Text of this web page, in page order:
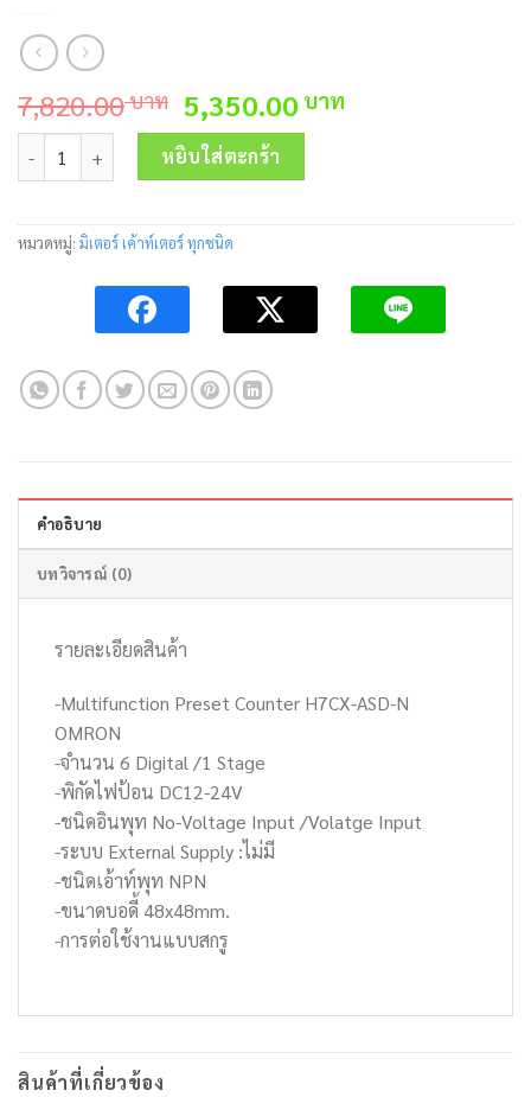
7,820.00บาท Original
price
was:
7,820.00 บาท.
5,350.00 บาท
จำนวน COUNTER H7CX-ASD-N DC12-24V OMRON ชิ้น
หยิบใส่ตะกร้า
หมวดหมู่: มิเตอร์ เค้าท์เตอร์ ทุกชนิด
คำอธิบาย
บทวิจารณ์ (0)
รายละเอียดสินค้า
-Multifunction Preset Counter H7CX-ASD-N
OMRON
-จำนวน 6 Digital /1 Stage
-พิกัดไฟป้อน DC12-24V
-ชนิดอินพุท No-Voltage Input /Volatge Input
-ระบบ External Supply :ไม่มี
-ชนิดเอ้าท์พุท NPN
-ขนาดบอดี้ 48x48mm.
-การต่อใช้งานแบบสกรู
สินค้าที่เกี่ยวข้อง